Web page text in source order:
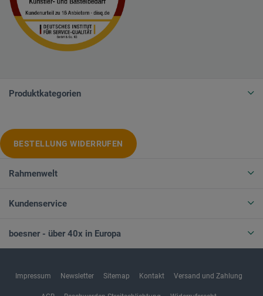
Produktkategorien
BESTELLUNG WIDERRUFEN
Rahmenwelt
Kundenservice
boesner - über 40x in Europa
Impressum Newsletter Sitemap Kontakt Versand und Zahlung